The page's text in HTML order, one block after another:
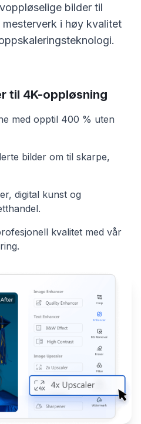
bilder til
i høy kvalitet
til 4K-oppløsning
med opptil 400 % uten
bilder om til skarpe,
digital kunst og
kvalitet med vår